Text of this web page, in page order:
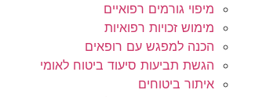
מיפוי גורמים רפואיים
מימוש זכויות רפואיות
הכנה למפגש עם רופאים
הגשת תביעות סיעוד ביטוח לאומי
איתור ביטוחים